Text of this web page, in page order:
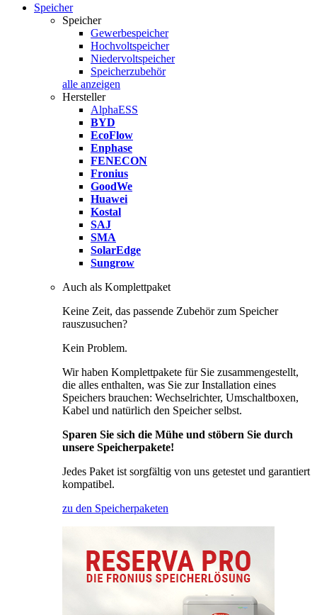
Speicher
Speicher
Gewerbespeicher
Hochvoltspeicher
Niedervoltspeicher
Speicherzubehör
alle anzeigen
Hersteller
AlphaESS
BYD
EcoFlow
Enphase
FENECON
Fronius
GoodWe
Huawei
Kostal
SAJ
SMA
SolarEdge
Sungrow
Auch als Komplettpaket
Keine Zeit, das passende Zubehör zum Speicher
rauszusuchen?
Kein Problem.
Wir haben Komplettpakete für Sie zusammengestellt,
die alles enthalten, was Sie zur Installation eines
Speichers brauchen: Wechselrichter, Umschaltboxen,
Kabel und natürlich den Speicher selbst.
Sparen Sie sich die Mühe und stöbern Sie durch
unsere Speicherpakete!
Jedes Paket ist sorgfältig von uns getestet und garantiert
kompatibel.
zu den Speicherpaketen